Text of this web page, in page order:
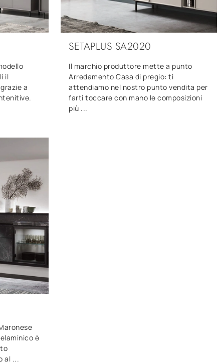
il
a
SETAPLUS SA2020
Il marchio produttore mette a punto
Arredamento Casa di pregio: ti
attendiamo nel nostro punto vendita per
farti toccare con mano le composizioni
più ...
è
al ...